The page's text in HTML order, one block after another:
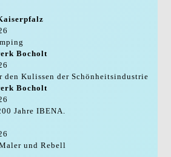
Bocholt
den Kulissen der Schönheitsindustrie
Bocholt
Jahre IBENA.
und Rebell